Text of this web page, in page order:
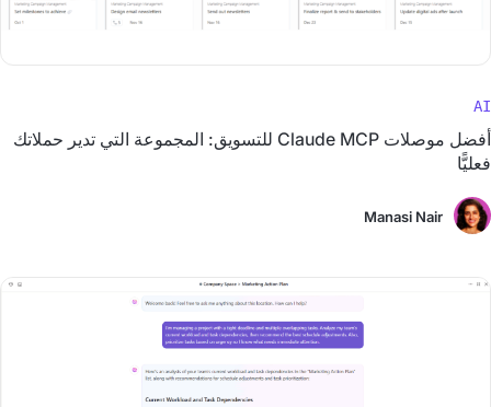
AI
أفضل موصلات Claude MCP للتسويق: المجموعة التي تدير حملاتك
فعليًّا
Manasi Nair